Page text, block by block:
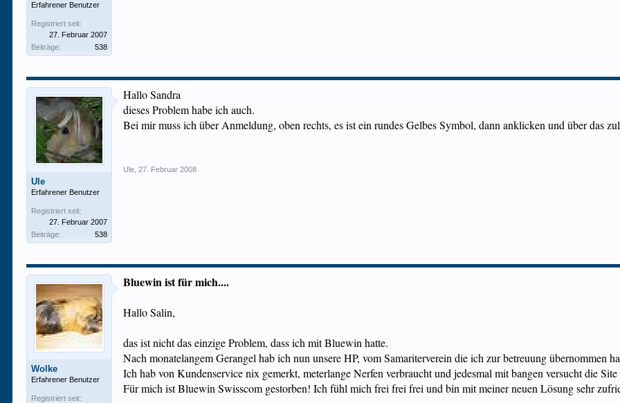
Erfahrener Benutzer
Registriert seit:
27. Februar 2007
Beiträge:
538
Ule
Erfahrener Benutzer
Registriert seit:
27. Februar 2007
Beiträge:
538
Hallo Sandra
dieses Problem habe ich auch.
Bei mir muss ich über Anmeldung, oben rechts, es ist ein rundes Gelbes Symbol, dann anklicken und über das
Ule 27. Februar 2008
Wolke
Erfahrener Benutzer
Registriert seit:
Bluewin ist für mich....
Hallo Salin,
das ist nicht das einzige Problem, dass ich mit Bluewin hatte.
Nach monatelangem Gerangel hab ich nun unsere HP, vom Samariterverein die ich zur betreuung übernommen
Ich hab von Kundenservice nix gemerkt, meterlange Nerfen verbraucht und jedesmal mit bangen versucht die
Für mich ist Bluewin Swisscom gestorben! Ich fühl mich frei frei frei und bin mit meiner neuen Lösung sehr